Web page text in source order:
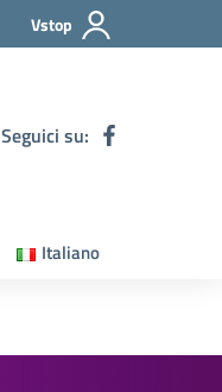
Vstop
Seguici su:
Italiano